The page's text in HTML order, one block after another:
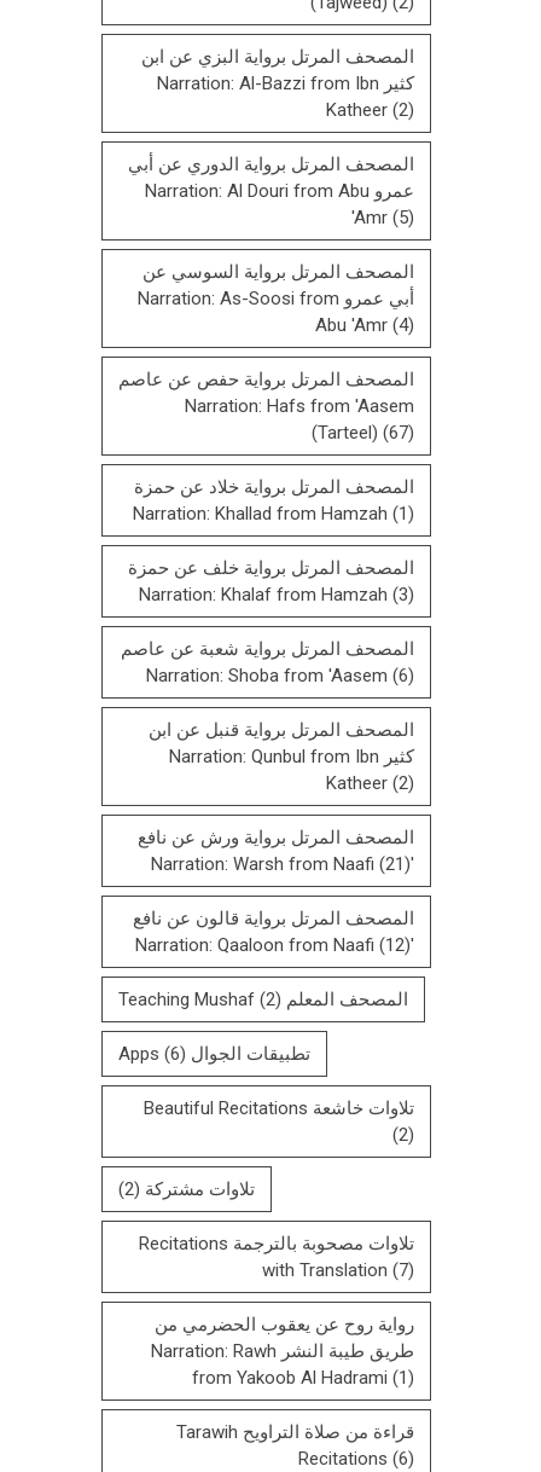
المصحف المرتل برواية البزي عن ابن
كثير Narration: Al-Bazzi from Ibn
Katheer (2)
المصحف المرتل برواية الدوري عن أبي
عمرو Narration: Al Douri from Abu
'Amr (5)
المصحف المرتل برواية السوسي عن
أبي عمرو Narration: As-Soosi from
Abu 'Amr (4)
المصحف المرتل برواية حفص عن عاصم
Narration: Hafs from 'Aasem
(Tarteel) (67)
المصحف المرتل برواية خلاد عن حمزة
Narration: Khallad from Hamzah (1)
المصحف المرتل برواية خلف عن حمزة
Narration: Khalaf from Hamzah (3)
المصحف المرتل برواية شعبة عن عاصم
Narration: Shoba from 'Aasem (6)
المصحف المرتل برواية قنبل عن ابن
كثير Narration: Qunbul from Ibn
Katheer (2)
المصحف المرتل برواية ورش عن نافع
'Narration: Warsh from Naafi
(21)
المصحف المرتل بروایة قالون عن نافع
'Narration: Qaaloon from Naafi
(12)
المصحف المعلم Teaching Mushaf (2)
تطبيقات الجوال Apps (6)
تلاوات خاشعة Beautiful Recitations
(2)
تلاوات مشتركة (2)
تلاوات مصحوبة بالترجمة Recitations
with Translation (7)
رواية روح عن يعقوب الحضرمي من
طريق طيبة النشر Narration: Rawh
from Yakoob Al Hadrami (1)
قراءة من صلاة التراويح Tarawih
Recitations (6)